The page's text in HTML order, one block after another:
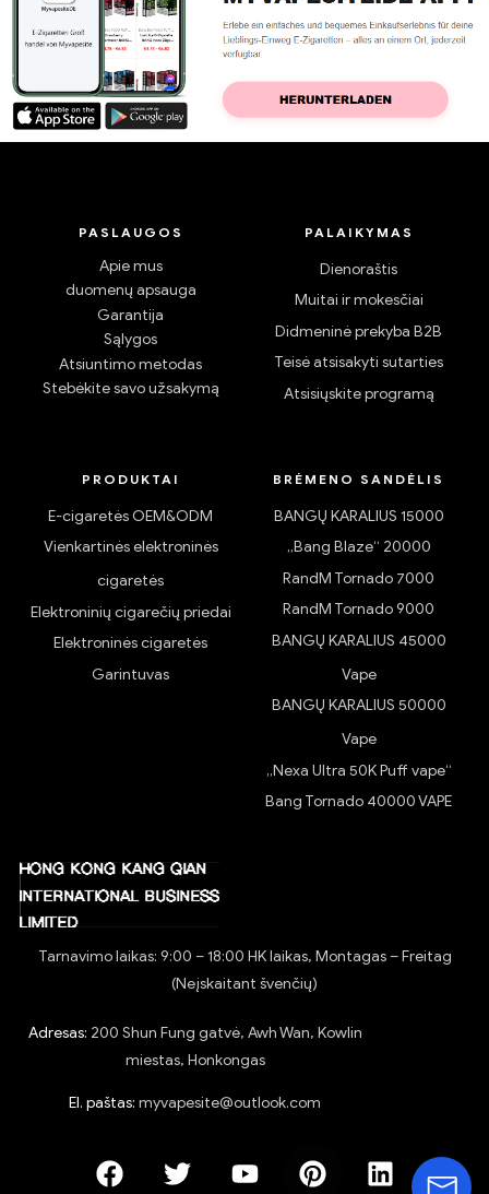
PASLAUGOS
Apie mus
duomenų apsauga
Garantija
Sąlygos
Atsiuntimo metodas
Stebėkite savo užsakymą
PALAIKYMAS
Dienoraštis
Muitai ir mokesčiai
Didmeninė prekyba B2B
Teisė atsisakyti sutarties
Atsisiųskite programą
PRODUKTAI
E-cigaretės OEM&ODM
Vienkartinės elektroninės
cigaretės
Elektroninių cigarečių priedai
Elektroninės cigaretės
Garintuvas
BRĖMENO SANDĖLIS
BANGŲ KARALIUS 15000
„Bang Blaze“ 20000
RandM Tornado 7000
RandM Tornado 9000
BANGŲ KARALIUS 45000
Vape
BANGŲ KARALIUS 50000
Vape
„Nexa Ultra 50K Puff vape“
Bang Tornado 40000 VAPE
Tarnavimo laikas: 9:00 – 18:00 HK laikas, Montagas – Freitag
(Neįskaitant švenčių)
Adresas: 200 Shun Fung gatvė, Awh Wan, Kowlin
miestas, Honkongas
El. paštas: myvapesite@outlook.com